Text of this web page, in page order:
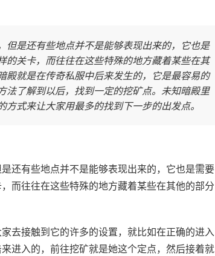
是还有些地点并不是能够表现出来的，它也是
关卡，而往往在这些特殊的地方藏着某些在其
就是在传奇私服中后来发生的，它是最容易的
了解到以后，找到一定的挖矿点。未知暗殿里
式来让大家用最多的找到下一步的出发点。
还有些地点并不是能够表现出来的，它也是需要
而往往在这些特殊的地方藏着某些在其他的部分
去接触到它的许多的设置，就比如在正确的进入
进入的，前往挖矿就是她这个定点，然后接着就